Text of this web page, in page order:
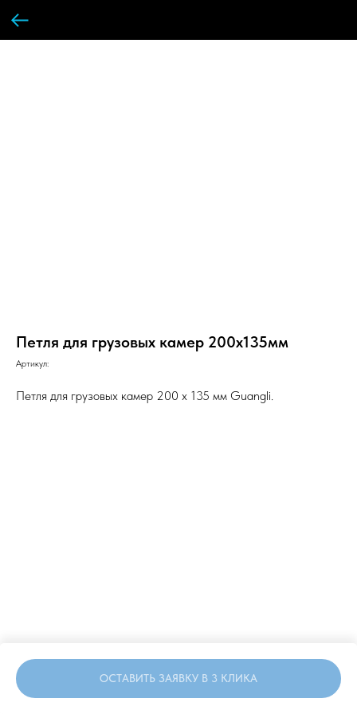
Петля для грузовых камер 200x135мм
Артикул:
ОСТАВИТЬ ЗАЯВКУ В 3 КЛИКА
Петля для грузовых камер 200 x 135 мм Guangli.